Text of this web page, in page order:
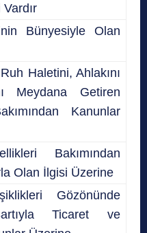
Bünyesiyle Olan
Haletini, Ahlakını
Meydana Getiren
Kanunlar
Bakımından
Olan İlgisi Üzerine
Gözönünde
Ticaret ve